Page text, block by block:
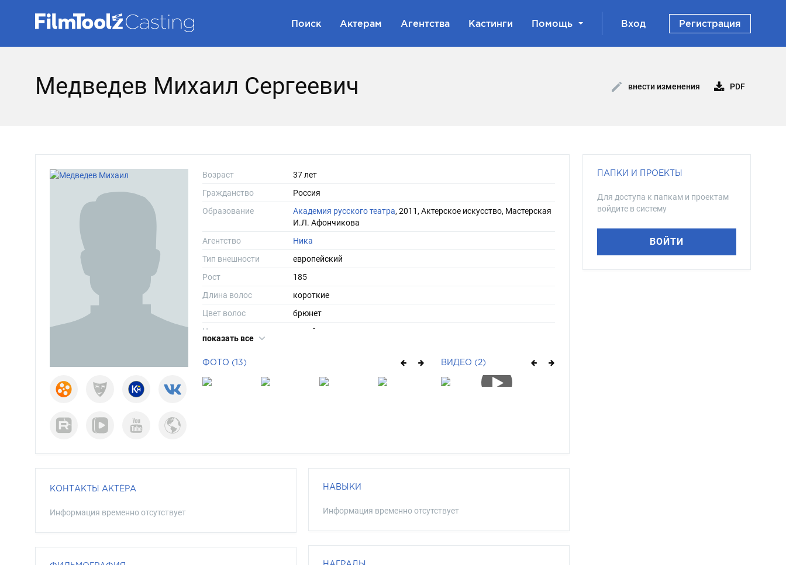
Поиск Актерам Агентства Кастинги Помощь Вход Регистрация
Медведев Михаил Сергеевич внести изменения PDF
Возраст
37 лет
Гражданство
Россия
Образование
Академия русского театра, 2011, Актерское искусство, Мастерская
И.Л. Афончикова
Агентство
Ника
Тип внешности
европейский
Рост
185
Длина волос
короткие
Цвет волос
брюнет
Цвет глаз
карий
показать все
ФОТО (13) ВИДЕО (2)
КОНТАКТЫ АКТЁРА
Информация временно отсутствует
НАВЫКИ
Информация временно отсутствует
ПАПКИ И ПРОЕКТЫ
Для доступа к папкам и проектам
войдите в систему
ВОЙТИ